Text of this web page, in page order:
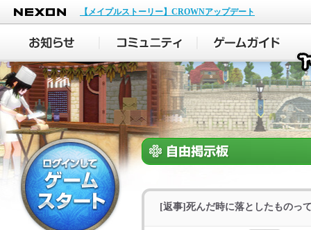
NEXON
【メイプルストーリー】CROWNアップデート
[返事]死んだ時に落としたものっ